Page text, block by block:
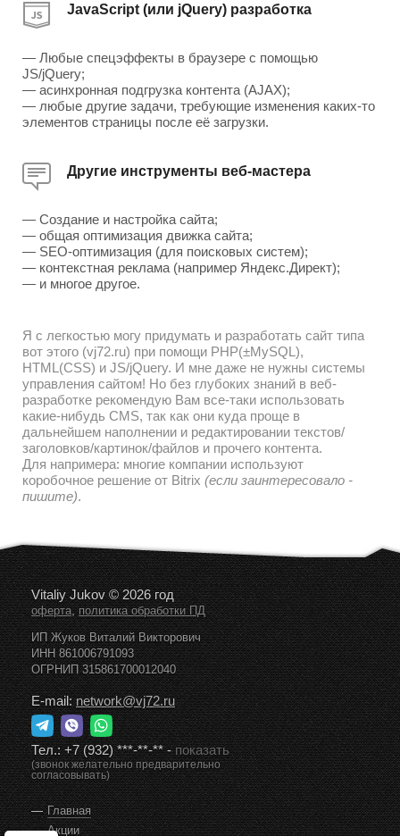
JavaScript (или jQuery) разработка
— Любые спецэффекты в браузере с помощью
JS/jQuery;
— асинхронная подгрузка контента (AJAX);
— любые другие задачи, требующие изменения каких-то
элементов страницы после её загрузки.
Другие инструменты веб-мастера
— Создание и настройка сайта;
— общая оптимизация движка сайта;
— SEO-оптимизация (для поисковых систем);
— контекстная реклама (например Яндекс.Директ);
— и многое другое.
Я с легкостью могу придумать и разработать сайт типа
вот этого (vj72.ru) при помощи PHP(±MySQL),
HTML(CSS) и JS/jQuery. И мне даже не нужны системы
управления сайтом! Но без глубоких знаний в веб-
разработке рекомендую Вам все-таки использовать
какие-нибудь CMS, так как они куда проще в
дальнейшем наполнении и редактировании текстов/
заголовков/картинок/файлов и прочего контента.
Для напримера: многие компании используют
коробочное решение от Bitrix (если заинтересовало -
пишите).
Vitaliy Jukov © 2026 год
оферта,политика обработки ПД
ИП Жуков Виталий Викторович
ИНН 861006791093
ОГРНИП 315861700012040
E-mail:network@vj72.ru
Тел.:+7 (932) ***-**-**-показать
(звонок желательно предварительно
согласовывать)
Главная
Акции